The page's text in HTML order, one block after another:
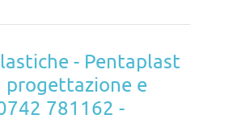
- Pentaplast
progettazione e
781162 -